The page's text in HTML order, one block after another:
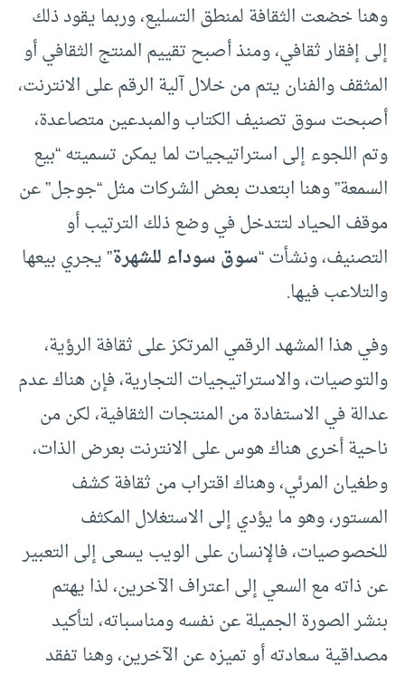
وهنا خضعت الثقافة لمنطق التسليع، وربما يقود ذلك
إلى إفقار ثقافي، ومنذ أصبح تقييم المنتج الثقافي أو
المثقف والفنان يتم من خلال آلية الرقم على الانترنت،
أصبحت سوق تصنيف الكتاب والمبدعين متصاعدة،
وتم اللجوء إلى استراتيجيات لما يمكن تسميته “بيع
السمعة” وهنا ابتعدت بعض الشركات مثل “جوجل” عن
موقف الحياد لتتدخل في وضع ذلك الترتيب أو
التصنيف، ونشأت “سوق سوداء للشهرة” يجري بيعها
والتلاعب فيها.
وفي هذا المشهد الرقمي المرتكز على ثقافة الرؤية،
والتوصيات، والاستراتيجيات التجارية، فإن هناك عدم
عدالة في الاستفادة من المنتجات الثقافية، لكن من
ناحية أخرى هناك هوس على الانترنت بعرض الذات،
وطغيان المرئي، وهناك اقتراب من ثقافة كشف
المستور، وهو ما يؤدي إلى الاستغلال المكثف
للخصوصيات، فالإنسان على الويب يسعى إلى التعبير
عن ذاته مع السعي إلى اعتراف الآخرين، لذا يهتم
بنشر الصورة الجميلة عن نفسه ومناسباته، لتأكيد
مصداقية سعادته أو تميزه عن الآخرين، وهنا تفقد